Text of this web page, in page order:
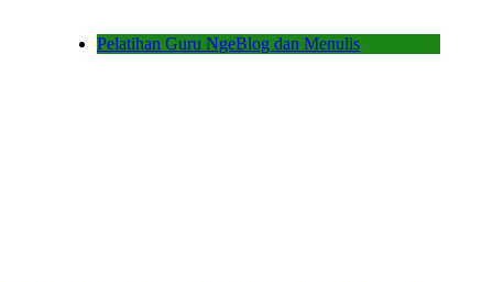
Pelatihan Guru NgeBlog dan Menulis